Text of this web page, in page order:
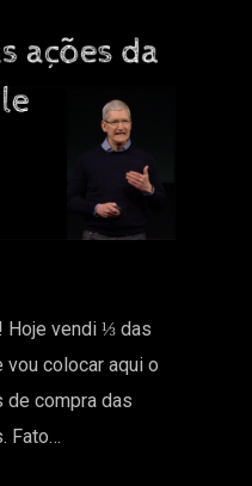
Hoje vendi ⅓ das
colocar aqui o
de compra das
Fato…